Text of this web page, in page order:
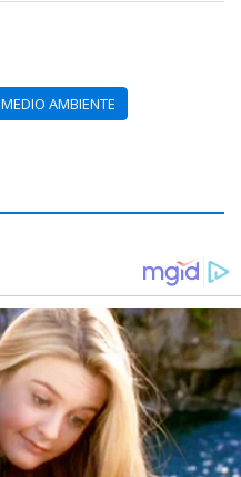
MEDIO AMBIENTE